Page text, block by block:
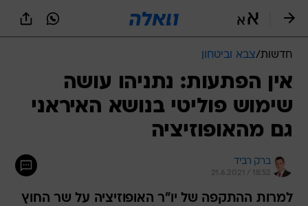
חדשות/צבא וביטחון
אין הפתעות: נתניהו עושה
שימוש פוליטי בנושא האיראני
גם מהאופוזיציה
ברק רביד
21.6.2021 / 18:52
למרות ההתקפה של יו"ר האופוזיציה על שר החוץ